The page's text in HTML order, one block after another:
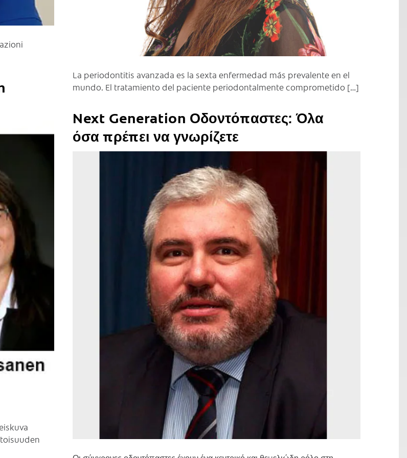
La periodontitis avanzada es la sexta enfermedad más prevalente en el
mundo. El tratamiento del paciente periodontalmente comprometido […]
Next Generation Οδοντόπαστες: Όλα
όσα πρέπει να γνωρίζετε
C